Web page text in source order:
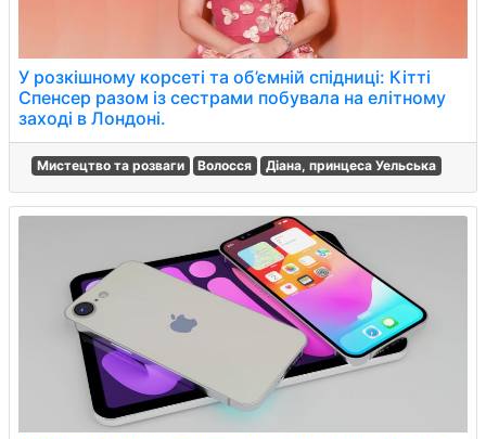
У розкішному корсеті та об’ємній спідниці: Кітті
Спенсер разом із сестрами побувала на елітному
заході в Лондоні.
Мистецтво та розваги Волосся Діана, принцеса Уельська